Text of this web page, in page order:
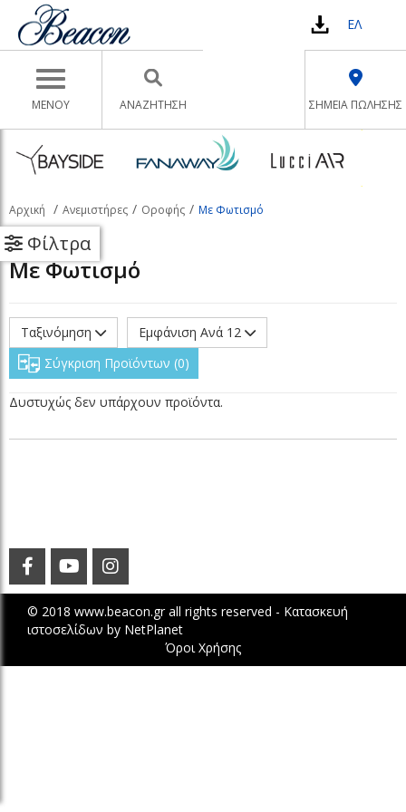
Toggle navigation
ΜΕΝΟΥ
ΕΛ
ΣΗΜΕΙΑ ΠΩΛΗΣΗΣ
ΑΝΑΖΉΤΗΣΗ
Αρχική Ανεμιστήρες Οροφής Με Φωτισμό
Φίλτρα
Με Φωτισμό
Ταξινόμηση
Εμφάνιση Ανά 12
Σύγκριση Προϊόντων 0
Δυστυχώς δεν υπάρχουν προϊόντα.
© 2018 www.beacon.gr all rights reserved - Κατασκευή
ιστοσελίδων by NetPlanet
Όροι Χρήσης